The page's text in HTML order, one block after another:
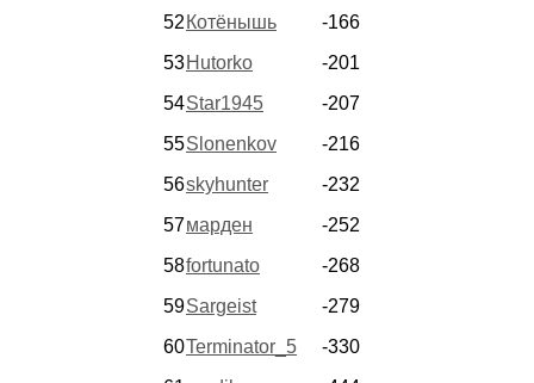
52 Котёнышь
-166
53Hutorko
-201
54Star1945
-207
55Slonenkov
-216
56skyhunter
-232
57марден
-252
58fortunato
-268
59Sargeist
-279
60Terminator_5
-330